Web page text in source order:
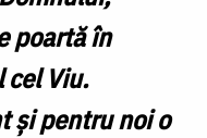
poartă în
cel Viu.
și pentru noi o